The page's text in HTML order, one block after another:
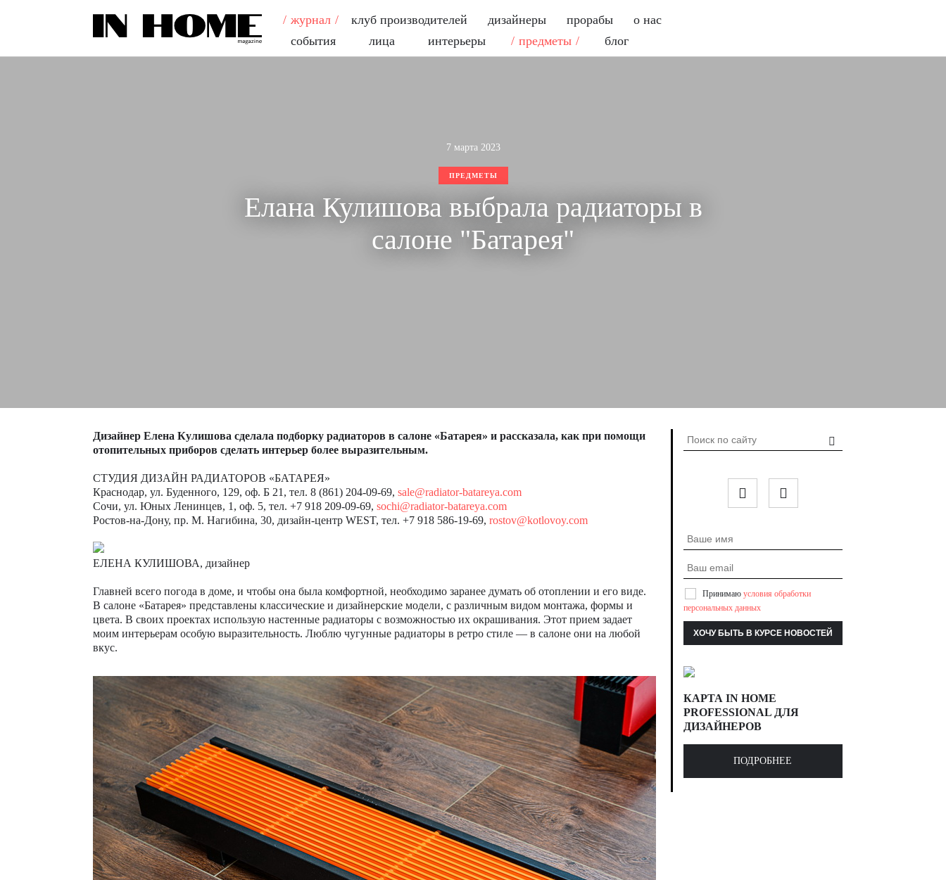
журнал клуб производителей дизайнеры прорабы
о нас
события
лица интерьеры предметы блог
7 марта 2023
ПРЕДМЕТЫ
Елана Кулишова выбрала радиаторы в
салоне "Батарея"
Дизайнер Елена Кулишова сделала подборку радиаторов в салоне «Батарея» и рассказала, как при помощи
отопительных приборов сделать интерьер более выразительным.
СТУДИЯ ДИЗАЙН РАДИАТОРОВ «БАТАРЕЯ»
Краснодар, ул. Буденного, 129, оф. Б 21, тел. 8 (861) 204-09-69, sale@radiator-batareya.com
Сочи, ул. Юных Ленинцев, 1, оф. 5, тел. +7 918 209-09-69, sochi@radiator-batareya.com
Ростов-на-Дону, пр. М. Нагибина, 30, дизайн-центр WEST, тел. +7 918 586-19-69, rostov@kotlovoy.com
ЕЛЕНА КУЛИШОВА, дизайнер
Главней всего погода в доме, и чтобы она была комфортной, необходимо заранее думать об отоплении и его виде.
В салоне «Батарея» представлены классические и дизайнерские модели, с различным видом монтажа, формы и
цвета. В своих проектах использую настенные радиаторы с возможностью их окрашивания. Этот прием задает
моим интерьерам особую выразительность. Люблю чугунные радиаторы в ретро стиле — в салоне они на любой
вкус.
Принимаю условия обработки
персональных данных
КАРТА IN HOME
PROFESSIONAL ДЛЯ
ДИЗАЙНЕРОВ
ПОДРОБНЕЕ